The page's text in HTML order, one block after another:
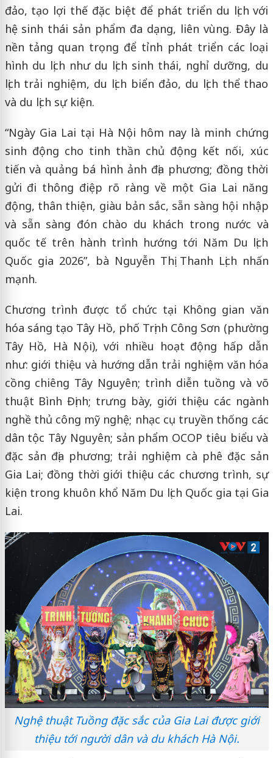
đảo, tạo lợi thế đặc biệt để phát triển du lịch với
hệ sinh thái sản phẩm đa dạng, liên vùng. Đây là
nền tảng quan trọng để tỉnh phát triển các loại
hình du lịch như du lịch sinh thái, nghỉ dưỡng, du
lịch trải nghiệm, du lịch biển đảo, du lịch thể thao
và du lịch sự kiện.
“Ngày Gia Lai tại Hà Nội hôm nay là minh chứng
sinh động cho tinh thần chủ động kết nối, xúc
tiến và quảng bá hình ảnh địa phương; đồng thời
gửi đi thông điệp rõ ràng về một Gia Lai năng
động, thân thiện, giàu bản sắc, sẵn sàng hội nhập
và sẵn sàng đón chào du khách trong nước và
quốc tế trên hành trình hướng tới Năm Du lịch
Quốc gia 2026”, bà Nguyễn Thị Thanh Lịch nhấn
mạnh.
Chương trình được tổ chức tại Không gian văn
hóa sáng tạo Tây Hồ, phố Trịnh Công Sơn (phường
Tây Hồ, Hà Nội), với nhiều hoạt động hấp dẫn
như: giới thiệu và hướng dẫn trải nghiệm văn hóa
cồng chiêng Tây Nguyên; trình diễn tuồng và võ
thuật Bình Định; trưng bày, giới thiệu các ngành
nghề thủ công mỹ nghệ; nhạc cụ truyền thống các
dân tộc Tây Nguyên; sản phẩm OCOP tiêu biểu và
đặc sản địa phương; trải nghiệm cà phê đặc sản
Gia Lai; đồng thời giới thiệu các chương trình, sự
kiện trong khuôn khổ Năm Du lịch Quốc gia tại Gia
Lai.
Nghệ thuật Tuồng đặc sắc của Gia Lai được giới
thiệu tới người dân và du khách Hà Nội.